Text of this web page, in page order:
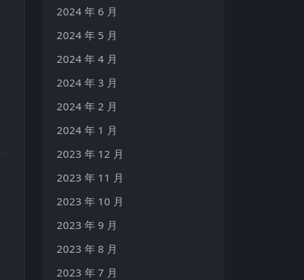
2024 年 6 月
2024 年 5 月
2024 年 4 月
2024 年 3 月
2024 年 2 月
2024 年 1 月
2023 年 12 月
2023 年 11 月
2023 年 10 月
2023 年 9 月
2023 年 8 月
2023 年 7 月